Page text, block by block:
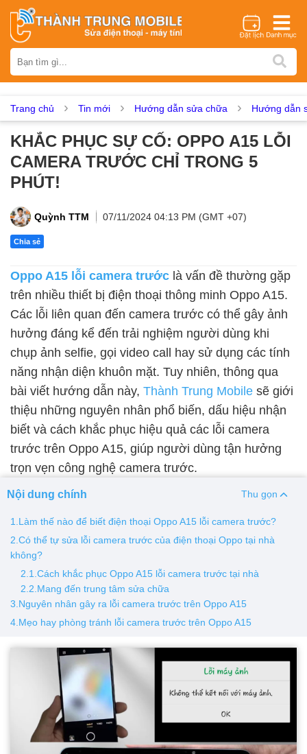
iPhone Samsung Oppo Xiaomi Realme Vivo
Nokia
Asus Sony Vertu LG Tecno
Dịch vụ sửa chữa
Thay mic Thay rung Thay main Unlock - Mở Khoá
Màn hình Vsmart Màn hình Google Pixel
Thay pin
Pin iPhone Pin Samsumg Pin Oppo Pin Xiaomi
Pin Realme
Thay vỏ
Vỏ iPhone Vỏ Samsung Vỏ Xiaomi Vỏ Oppo
Vỏ Huawei Vỏ Vivo
Trang chủ Tin mới Hướng dẫn sửa chữa Hướng dẫn
KHẮC PHỤC SỰ CỐ: OPPO A15 LỖI
CAMERA TRƯỚC CHỈ TRONG 5
PHÚT!
Quỳnh TTM 07/11/2024 04:13 PM (GMT +07)
Chia sẻ
Oppo A15 lỗi camera trước là vấn đề thường gặp
trên nhiều thiết bị điện thoại thông minh Oppo A15.
Các lỗi liên quan đến camera trước có thể gây ảnh
hưởng đáng kể đến trải nghiệm người dùng khi
chụp ảnh selfie, gọi video call hay sử dụng các tính
năng nhận diện khuôn mặt. Tuy nhiên, thông qua
bài viết hướng dẫn này, Thành Trung Mobile sẽ giới
thiệu những nguyên nhân phổ biến, dấu hiệu nhận
biết và cách khắc phục hiệu quả các lỗi camera
trước trên Oppo A15, giúp người dùng tận hưởng
trọn vẹn công nghệ camera trước.
Nội dung chính Thu gọn
1.Làm thế nào để biết điện thoại Oppo A15 lỗi camera trước?
2.Có thể tự sửa lỗi camera trước của điện thoại Oppo tại nhà
không?
2.1.Cách khắc phục Oppo A15 lỗi camera trước tại nhà
2.2.Mang đến trung tâm sửa chữa
3.Nguyên nhân gây ra lỗi camera trước trên Oppo A15
4.Mẹo hay phòng tránh lỗi camera trước trên Oppo A15